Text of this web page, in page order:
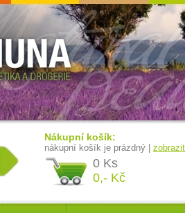
Nákupní košík:
nákupní košík je prázdný |
0 Ks
0,- Kč